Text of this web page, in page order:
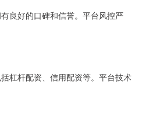
良好的口碑和信誉。平台风控严
杠杆配资、信用配资等。平台技术